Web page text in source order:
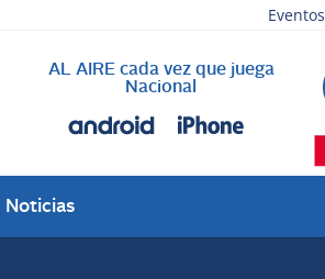
Eventos
AL AIRE cada vez que juega
Nacional
Noticias